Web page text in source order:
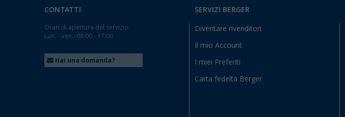
CONTATTI
Orari di apertura del servizio:
Lun. - Ven.: 08:00 - 17:00
Hai una domanda?
SERVIZI BERGER
Diventare rivenditori
Il mio Account
I miei Preferiti
Carta fedeltà Berger